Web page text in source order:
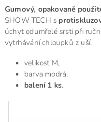
Gumový, opakovaně
SHOW TECH s
úchyt odumřelé srsti při
vytrhávání chloupků z uší.
velikost M,
barva modrá,
balení 1 ks.